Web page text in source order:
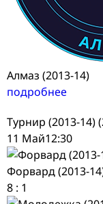
Алмаз (2013-14)
подробнее
Турнир (2013-14)
11 Май12:30
Форвард (2013-
8 : 1